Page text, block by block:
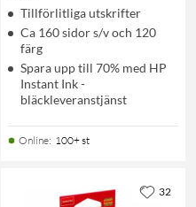
Tillförlitliga utskrifter
Ca 160 sidor s/v och 120
färg
Spara upp till 70% med HP
Instant Ink -
bläckleveranstjänst
Online: 100+ st
32